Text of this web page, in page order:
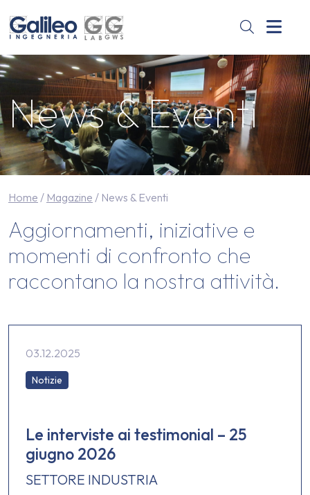
News & Eventi
Home / Magazine / News & Eventi
News & Eventi
Aggiornamenti, iniziative e
momenti di confronto che
raccontano la nostra attività.
03.12.2025
Notizie
Le interviste ai testimonial – 25
giugno 2026
SETTORE INDUSTRIA